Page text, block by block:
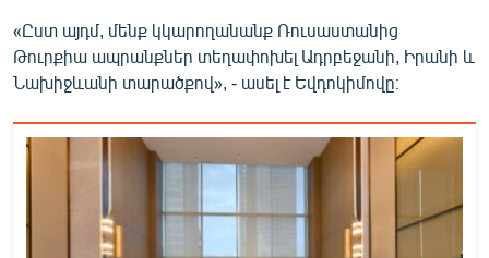
«Ըստ այդմ, մենք կկարողանանք Ռուսաստանից
Թուրքիա ապրանքներ տեղափոխել Ադրբեջանի, Իրանի և
Նախիջևանի տարածքով», - ասել է Եվդոկիմովը։